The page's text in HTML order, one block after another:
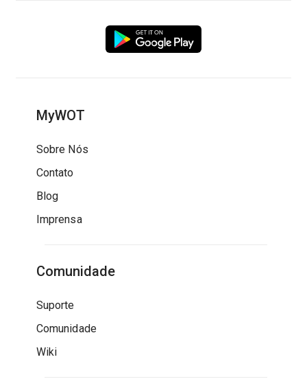
MyWOT
Sobre Nós
Contato
Blog
Imprensa
Comunidade
Suporte
Comunidade
Wiki